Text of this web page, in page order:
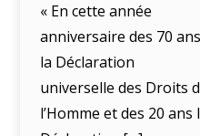
« En cette année
anniversaire des 70 ans
la Déclaration
universelle des Droits
l’Homme et des 20 ans